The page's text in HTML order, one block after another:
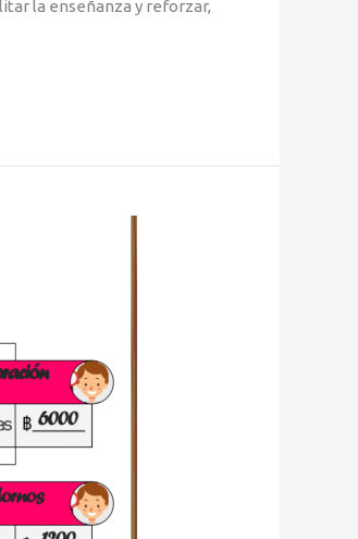
la enseñanza y reforzar,